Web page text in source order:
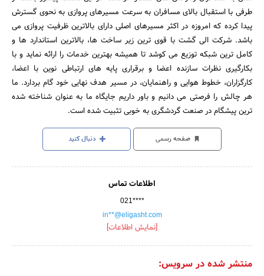
طرفی با استقبال بالای مسافران به سرعت مسیرهای پروازی به نحوی گسترش
پیدا کرده که امروزه در اکثر مسیرهای اصلی دارای بالاترین ظرفیت پروازی می
باشد. شرکت الی گشت با قوی ترین زیر ساخت ها، بالاترین استاندارد ها و
کامل ترین شبکه توزیع می کوشد تا همیشه بهترین خدمات را ارائه نماید و با
بکارگیری نظرات سازنده اعضا و برقراری پایه های ارتباطی نوین با اعضا،
کارگزاران، خطوط هوایی و راهنمایان، در مسیر هدف نهایی خود گام بردارد. ما
هر چالش را فرصتی می دانیم و باور داریم جایگاه ما به عنوان شناخته شده
ترین پیشگام در صنعت گردشگری به خوبی تثبیت شده است.
صفحه رسمی دنبال کنید
اطلاعات تماس
021****
in**@eligasht.com
[نمایش اطلاعات]
منتشر شده در سرویس: